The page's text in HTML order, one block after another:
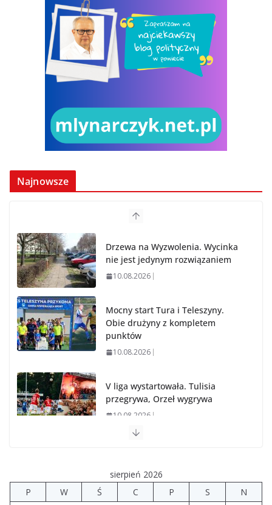
Najnowsze
Drzewa na Wyzwolenia. Wycinka
nie jest jedynym rozwiązaniem
10.08.2026
Mocny start Tura i Teleszyny.
Obie drużyny z kompletem
punktów
10.08.2026
V liga wystartowała. Tulisia
przegrywa, Orzeł wygrywa
10.08.2026
sierpień 2026
P
W Ś C P S
N